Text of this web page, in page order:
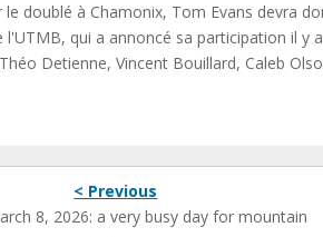
le doublé à Chamonix, Tom Evans devra
l'UTMB, qui a annoncé sa participation il y
Detienne, Vincent Bouillard, Caleb
< Previous
8, 2026: a very busy day for mountain